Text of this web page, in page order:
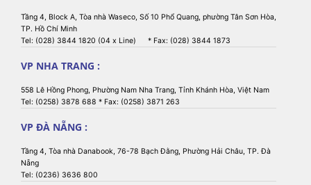
Tầng 4, Block A, Tòa nhà Waseco, Số 10 Phổ Quang, phường Tân Sơn Hòa,
TP. Hồ Chí Minh
Tel: (028) 3844 1820 (04 x Line) * Fax: (028) 3844 1873
VP NHA TRANG :
558 Lê Hồng Phong, Phường Nam Nha Trang, Tỉnh Khánh Hòa, Việt Nam
Tel: (0258) 3878 688 * Fax: (0258) 3871 263
VP ĐÀ NẴNG :
Tầng 4, Tòa nhà Danabook, 76-78 Bạch Đằng, Phường Hải Châu, TP. Đà
Nẵng
Tel: (0236) 3636 800